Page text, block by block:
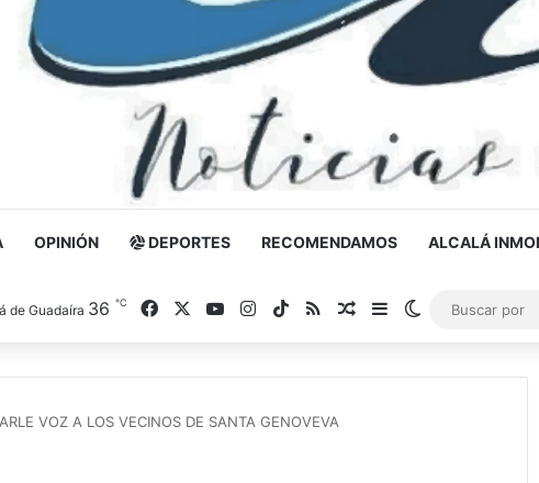
OPINIÓN DEPORTES RECOMENDAMOS ALCALÁ
de Guadaíra 36 ℃ FacebookYouTubeInstagram
TikTokRSSNoticia al azar
Barra lateral
Switch skin
VOZ A LOS VECINOS DE SANTA GENOVEVA